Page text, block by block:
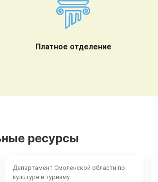
Платное отделение
ресурсы
Департамент Смоленской области по
культуре и туризму